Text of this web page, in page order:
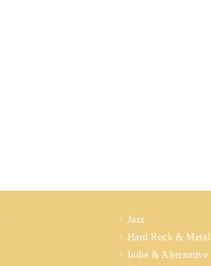
Jazz
Hard Rock & Metal
Indie & Alternative